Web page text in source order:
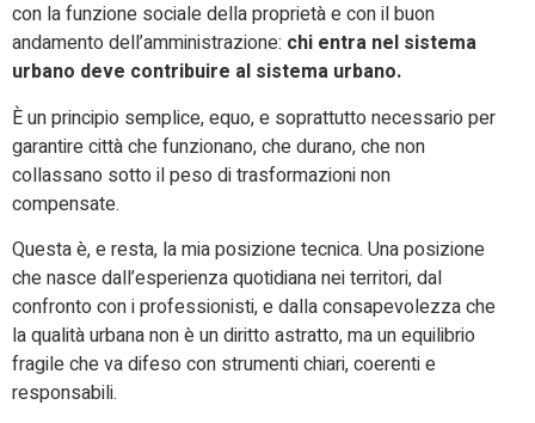
con la funzione sociale della proprietà e con il buon
andamento dell’amministrazione: chi entra nel sistema
urbano deve contribuire al sistema urbano.
È un principio semplice, equo, e soprattutto necessario per
garantire città che funzionano, che durano, che non
collassano sotto il peso di trasformazioni non
compensate.
Questa è, e resta, la mia posizione tecnica. Una posizione
che nasce dall’esperienza quotidiana nei territori, dal
confronto con i professionisti, e dalla consapevolezza che
la qualità urbana non è un diritto astratto, ma un equilibrio
fragile che va difeso con strumenti chiari, coerenti e
responsabili.